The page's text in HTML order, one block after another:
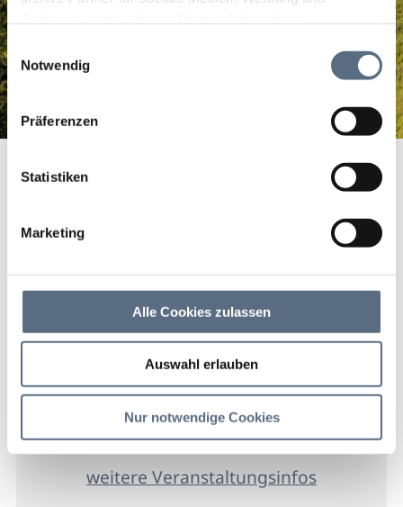
zusammen, die Sie ihnen bereitgestellt haben oder die
sie im Rahmen Ihrer Nutzung der Dienste gesammelt
Einwilligungsauswahl
Notwendig
Präferenzen
Statistiken
Marketing
Alle Cookies zulassen
Auswahl erlauben
Nur notwendige Cookies
Brauchtum/Kultur
02 Okt 2026
Fr 20:00 - 00:00 Uhr
Benediktbeuern
Gasthof zur Post
weitere Veranstaltungsinfos